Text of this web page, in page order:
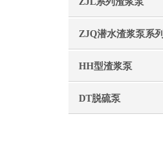
ZJQ潜水渣浆泵系列
HH型渣浆泵
DT脱硫泵